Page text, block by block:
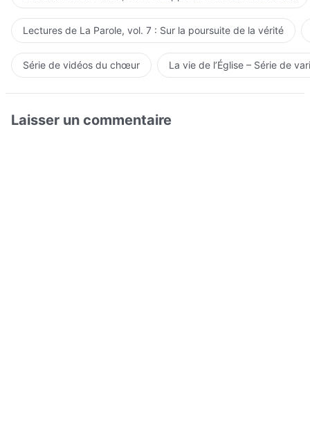
Lectures de La Parole, vol. 7 : Sur la poursuite de la vérité
Série de vidéos du chœur La vie de l’Église – Série de
Laisser un commentaire